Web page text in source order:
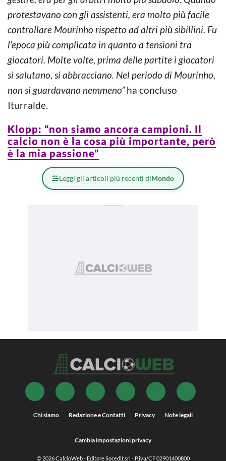
protestavano con gli assistenti, era molto più facile
controllare Mourinho rispetto ad altri più sibillini. Fu
l’epoca più complicata in quanto a tensioni tra
giocatori. Molte volte, prima delle partite i giocatori
si salutano, si abbracciano. Nel periodo di Mourinho,
non si guardavano nemmeno”ha concluso
Iturralde.
Klopp: “non siamo ancora campioni. Il
calcio non è la cosa più importante, però
è la mia passione”
Leggi gli articoli più recenti diMondo
Chi siamo Redazione e Contatti Privacy Note legali
Cambia impostazioni privacy
© 2026CalcioWeb- Editore Socedit srl - P.iva/CF 02901400800